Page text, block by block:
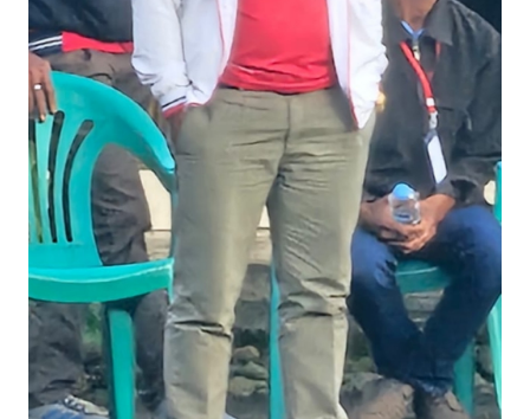
INFO
IKLAN
TENTANG
KAMI
PEDOMAN
MEDIA
SIBER
REDAKSI
KARIR